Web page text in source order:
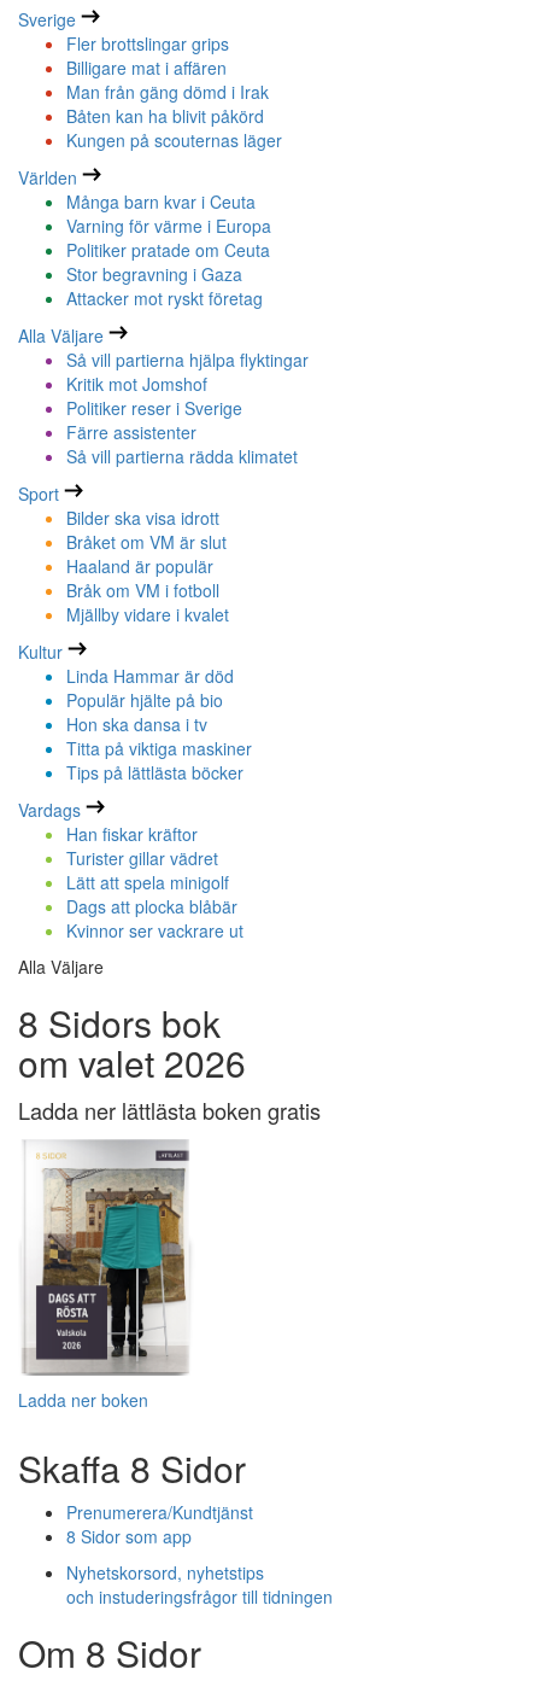
Sverige
Fler brottslingar grips
Billigare mat i affären
Man från gäng dömd i Irak
Båten kan ha blivit påkörd
Kungen på scouternas läger
Världen
Många barn kvar i Ceuta
Varning för värme i Europa
Politiker pratade om Ceuta
Stor begravning i Gaza
Attacker mot ryskt företag
Alla Väljare
Så vill partierna hjälpa flyktingar
Kritik mot Jomshof
Politiker reser i Sverige
Färre assistenter
Så vill partierna rädda klimatet
Sport
Bilder ska visa idrott
Bråket om VM är slut
Haaland är populär
Bråk om VM i fotboll
Mjällby vidare i kvalet
Kultur
Linda Hammar är död
Populär hjälte på bio
Hon ska dansa i tv
Titta på viktiga maskiner
Tips på lättlästa böcker
Vardags
Han fiskar kräftor
Turister gillar vädret
Lätt att spela minigolf
Dags att plocka blåbär
Kvinnor ser vackrare ut
Alla Väljare
8 Sidors bok
om valet 2026
Ladda ner lättlästa boken gratis
Ladda ner boken
Skaffa 8 Sidor
Prenumerera/Kundtjänst
8 Sidor som app
Nyhetskorsord, nyhetstips
och instuderingsfrågor till tidningen
Om 8 Sidor